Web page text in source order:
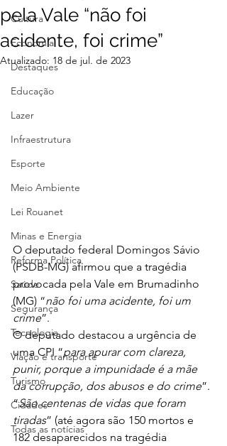
Cultura
Economia
Destaques
Educação
Lazer
Infraestrutura
Esporte
Meio Ambiente
Lei Rouanet
Minas e Energia
Reforma Política
Saúde
Segurança
Tecnologia
Viação e transporte
Turismo
Cidades
Todas as notícias
pela Vale “não foi
acidente, foi crime”
Atualizado: 18 de jul. de 2023
O deputado federal Domingos Sávio
(PSDB-MG) afirmou que a tragédia
provocada pela Vale em Brumadinho
(MG) “não foi uma acidente, foi um
crime”.
O deputado destacou a urgência de
uma CPI “para apurar com clareza,
punir, porque a impunidade é a mãe
da corrupção, dos abusos e do crime”.
“São centenas de vidas que foram
tiradas” (até agora são 150 mortos e
182 desaparecidos na tragédia